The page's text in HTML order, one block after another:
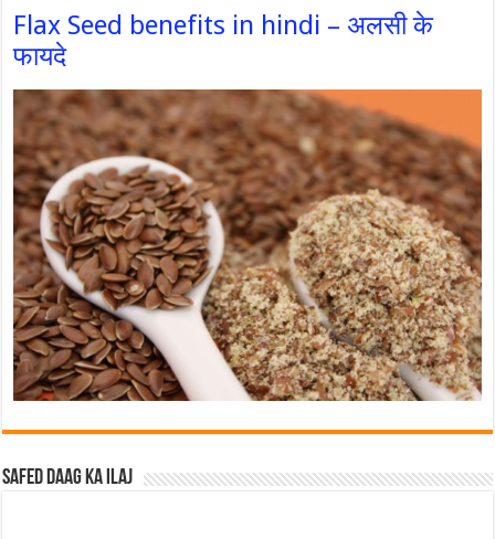
Flax Seed benefits in hindi – अलसी के
फायदे
Safed Daag ka ilaj